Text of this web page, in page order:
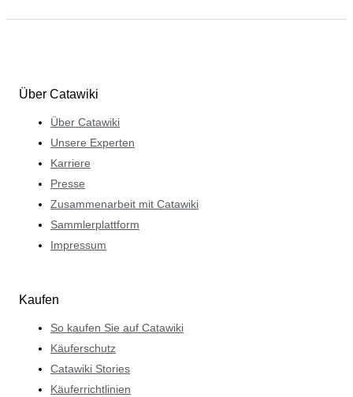
Über Catawiki
Über Catawiki
Unsere Experten
Karriere
Presse
Zusammenarbeit mit Catawiki
Sammlerplattform
Impressum
Kaufen
So kaufen Sie auf Catawiki
Käuferschutz
Catawiki Stories
Käuferrichtlinien